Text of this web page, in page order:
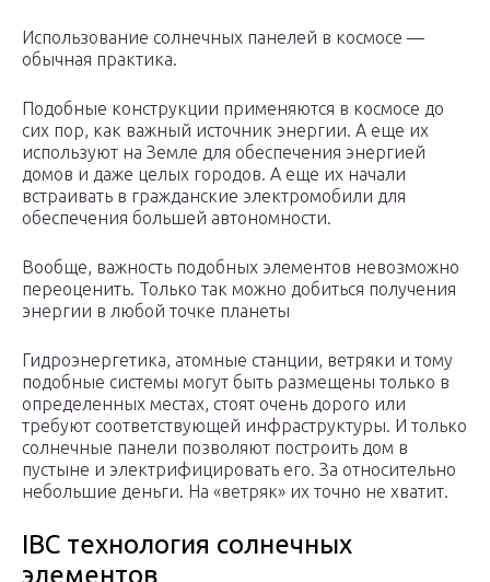
Использование солнечных панелей в космосе —
обычная практика.
Подобные конструкции применяются в космосе до
сих пор, как важный источник энергии. А еще их
используют на Земле для обеспечения энергией
домов и даже целых городов. А еще их начали
встраивать в гражданские электромобили для
обеспечения большей автономности.
Вообще, важность подобных элементов невозможно
переоценить. Только так можно добиться получения
энергии в любой точке планеты
Гидроэнергетика, атомные станции, ветряки и тому
подобные системы могут быть размещены только в
определенных местах, стоят очень дорого или
требуют соответствующей инфраструктуры. И только
солнечные панели позволяют построить дом в
пустыне и электрифицировать его. За относительно
небольшие деньги. На «ветряк» их точно не хватит.
IBC технология солнечных
элементов